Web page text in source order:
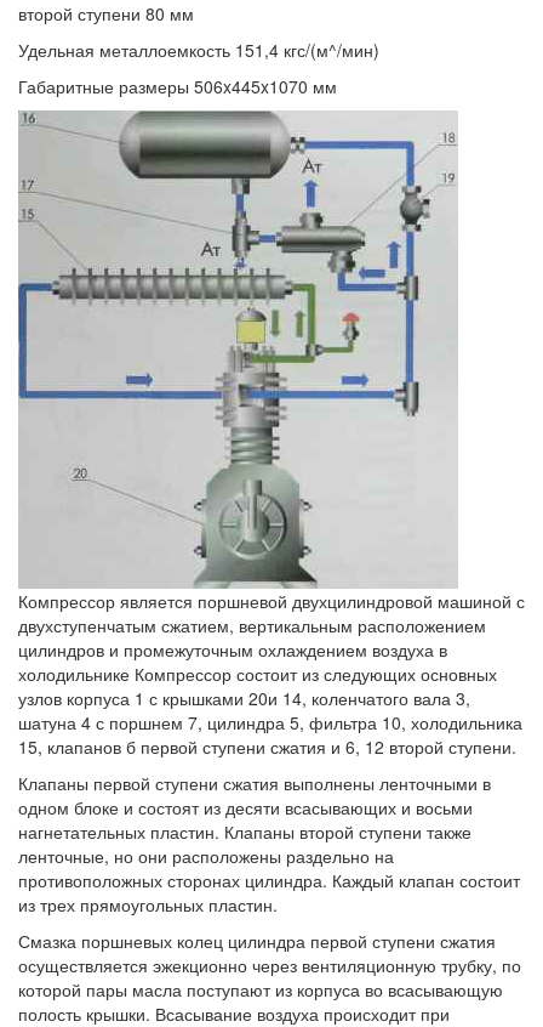
второй ступени 80 мм
Удельная металлоемкость 151,4 кгс/(м^/мин)
Габаритные размеры 506x445x1070 мм
Компрессор является поршневой двухцилиндровой машиной с
двухступенчатым сжатием, вертикальным расположением
цилиндров и промежуточным охлаждением воздуха в
холодильнике Компрессор состоит из следующих основных
узлов корпуса 1 с крышками 20и 14, коленчатого вала 3,
шатуна 4 с поршнем 7, цилиндра 5, фильтра 10, холодильника
15, клапанов б первой ступени сжатия и 6, 12 второй ступени.
Клапаны первой ступени сжатия выполнены ленточными в
одном блоке и состоят из десяти всасывающих и восьми
нагнетательных пластин. Клапаны второй ступени также
ленточные, но они расположены раздельно на
противоположных сторонах цилиндра. Каждый клапан состоит
из трех прямоугольных пластин.
Смазка поршневых колец цилиндра первой ступени сжатия
осуществляется эжекционно через вентиляционную трубку, по
которой пары масла поступают из корпуса во всасывающую
полость крышки. Всасывание воздуха происходит при